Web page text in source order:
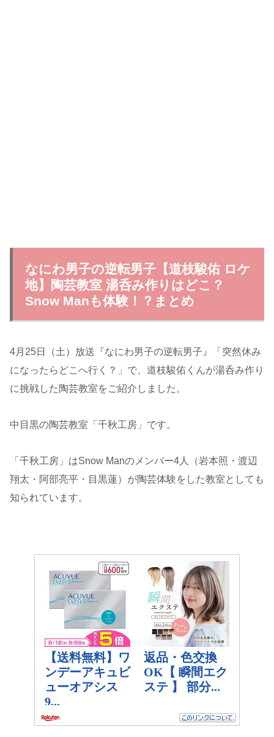
なにわ男子の逆転男子【道枝駿佑 ロケ
地】陶芸教室 湯呑み作りはどこ？
Snow Manも体験！？まとめ
4月25日（土）放送『なにわ男子の逆転男子』「突然休み
になったらどこへ行く？」で、道枝駿佑くんが湯呑み作り
に挑戦した陶芸教室をご紹介しました。
中目黒の陶芸教室「千秋工房」です。
「千秋工房」はSnow Manのメンバー4人（岩本照・渡辺
翔太・阿部亮平・目黒蓮）が陶芸体験をした教室としても
知られています。